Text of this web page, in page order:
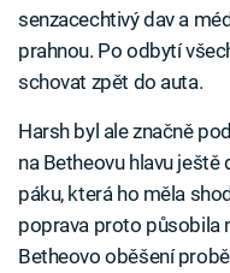
senzacechtivý dav a
prahnou. Po odbytí
schovat zpět do auta.
Harsh byl ale značně
na Betheovu hlavu ještě
páku, která ho měla
poprava proto působila
Betheovo oběšení